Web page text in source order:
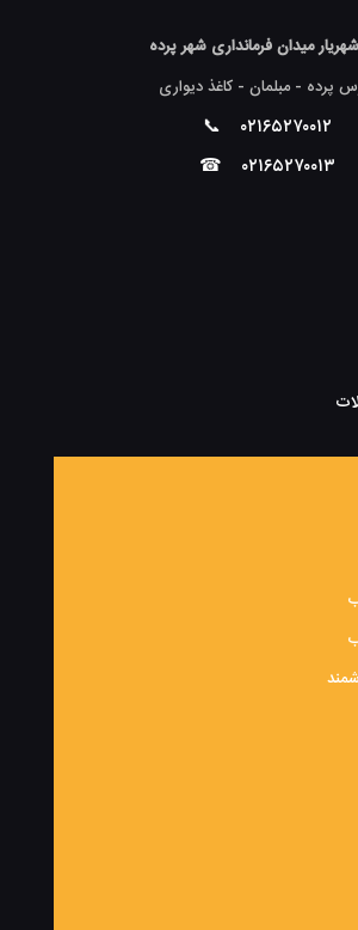
میدان فرمانداری شهر پرده
پرده - مبلمان - کاغذ دیواری
۰۲۱۶۵۲۷۰۰۱۲ 📞
۰۲۱۶۵۲۷۰۰۱۳ ☎